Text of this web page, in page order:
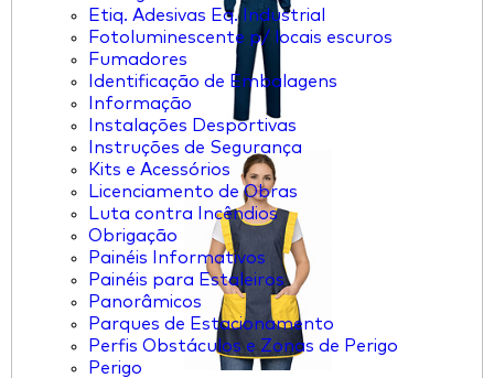
Etiq. Adesivas Eq. Industrial
Fotoluminescente p/ locais escuros
Fumadores
Identificação de Embalagens
Informação
Instalações Desportivas
Instruções de Segurança
Kits e Acessórios
Licenciamento de Obras
Luta contra Incêndios
Obrigação
Painéis Informativos
Painéis para Estaleiros
Panorâmicos
Parques de Estacionamento
Perfis Obstáculos e Zonas de Perigo
Perigo